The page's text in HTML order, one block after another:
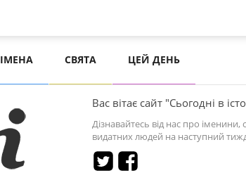
ІМЕНА СВЯТА ЦЕЙ ДЕНЬ
Вас вітає сайт "Сьогодні в
Дізнавайтесь від нас про іменини,
видатних людей на наступний